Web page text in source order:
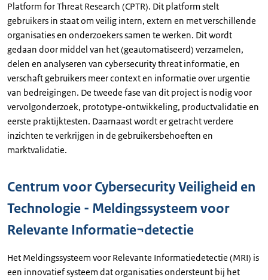
Platform for Threat Research (CPTR). Dit platform stelt
gebruikers in staat om veilig intern, extern en met verschillende
organisaties en onderzoekers samen te werken. Dit wordt
gedaan door middel van het (geautomatiseerd) verzamelen,
delen en analyseren van cybersecurity threat informatie, en
verschaft gebruikers meer context en informatie over urgentie
van bedreigingen. De tweede fase van dit project is nodig voor
vervolgonderzoek, prototype-ontwikkeling, productvalidatie en
eerste praktijktesten. Daarnaast wordt er getracht verdere
inzichten te verkrijgen in de gebruikersbehoeften en
marktvalidatie.
Centrum voor Cybersecurity Veiligheid en
Technologie - Meldingssysteem voor
Relevante Informatie¬detectie
Het Meldingssysteem voor Relevante Informatiedetectie (MRI) is
een innovatief systeem dat organisaties ondersteunt bij het